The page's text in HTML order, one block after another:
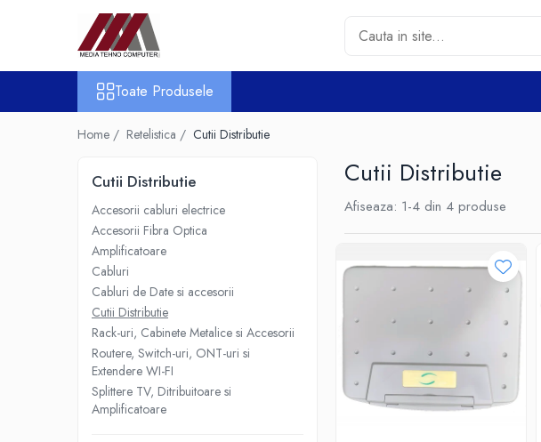
Toate Produsele
Accesorii PC & Software
Unitati Optice Externe
Accesorii Streaming
Toate Produsele
Home / Retelistica / Cutii Distributie
Cutii Distributie
Cutii Distributie
Accesorii cabluri electrice
Accesorii Fibra Optica
Amplificatoare
Cabluri
Cabluri de Date si accesorii
Cutii Distributie
Rack-uri, Cabinete Metalice si Accesorii
Routere, Switch-uri, ONT-uri si
Extendere WI-FI
Splittere TV, Ditribuitoare si
Amplificatoare
Afiseaza: 1-4 din 4 produse